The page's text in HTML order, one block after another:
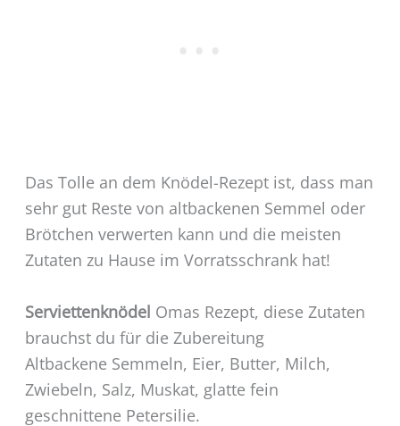
Das Tolle an dem Knödel-Rezept ist, dass man
sehr gut Reste von altbackenen Semmel oder
Brötchen verwerten kann und die meisten
Zutaten zu Hause im Vorratsschrank hat!
Serviettenknödel Omas Rezept, diese Zutaten
brauchst du für die Zubereitung
Altbackene Semmeln, Eier, Butter, Milch,
Zwiebeln, Salz, Muskat, glatte fein
geschnittene Petersilie.